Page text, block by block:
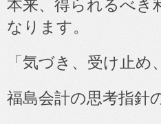
本来、得られるべき
なります。
「気づき、受け止め
福島会計の思考指針